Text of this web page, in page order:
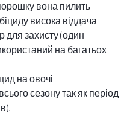
вона пилить
висока віддача
для захисту (один
на багатьох
на овочі
сезону так як період